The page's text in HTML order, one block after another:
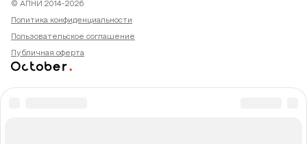
© АПНИ 2014-2026
Политика конфиденциальности
Пользовательское соглашение
Публичная оферта